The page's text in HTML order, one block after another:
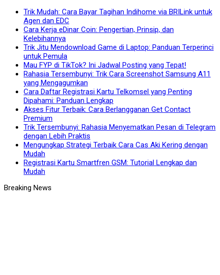
Trik Mudah: Cara Bayar Tagihan Indihome via BRILink untuk
Agen dan EDC
Cara Kerja eDinar Coin: Pengertian, Prinsip, dan
Kelebihannya
Trik Jitu Mendownload Game di Laptop: Panduan Terperinci
untuk Pemula
Mau FYP di TikTok? Ini Jadwal Posting yang Tepat!
Rahasia Tersembunyi: Trik Cara Screenshot Samsung A11
yang Mengagumkan
Cara Daftar Registrasi Kartu Telkomsel yang Penting
Dipahami: Panduan Lengkap
Akses Fitur Terbaik: Cara Berlangganan Get Contact
Premium
Trik Tersembunyi: Rahasia Menyematkan Pesan di Telegram
dengan Lebih Praktis
Mengungkap Strategi Terbaik Cara Cas Aki Kering dengan
Mudah
Registrasi Kartu Smartfren GSM: Tutorial Lengkap dan
Mudah